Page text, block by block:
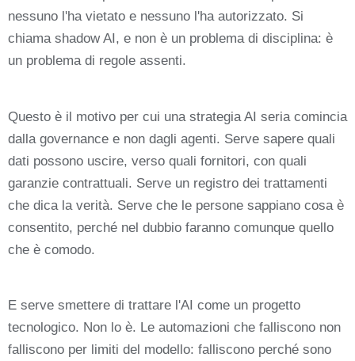
nessuno l'ha vietato e nessuno l'ha autorizzato. Si
chiama shadow AI, e non è un problema di disciplina: è
un problema di regole assenti.
Questo è il motivo per cui una strategia AI seria comincia
dalla governance e non dagli agenti. Serve sapere quali
dati possono uscire, verso quali fornitori, con quali
garanzie contrattuali. Serve un registro dei trattamenti
che dica la verità. Serve che le persone sappiano cosa è
consentito, perché nel dubbio faranno comunque quello
che è comodo.
E serve smettere di trattare l'AI come un progetto
tecnologico. Non lo è. Le automazioni che falliscono non
falliscono per limiti del modello: falliscono perché sono